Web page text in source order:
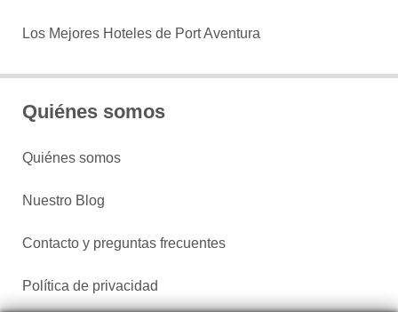
Los Mejores Hoteles de Port Aventura
Quiénes somos
Quiénes somos
Nuestro Blog
Contacto y preguntas frecuentes
Política de privacidad